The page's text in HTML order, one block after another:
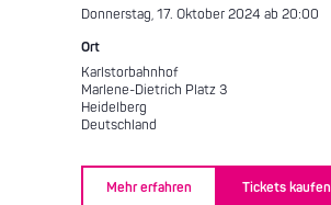
Donnerstag, 17. Oktober 2024 ab 20:00
Ort
Karlstorbahnhof
Marlene-Dietrich Platz 3
Heidelberg
Deutschland
Mehr erfahren Tickets kaufen